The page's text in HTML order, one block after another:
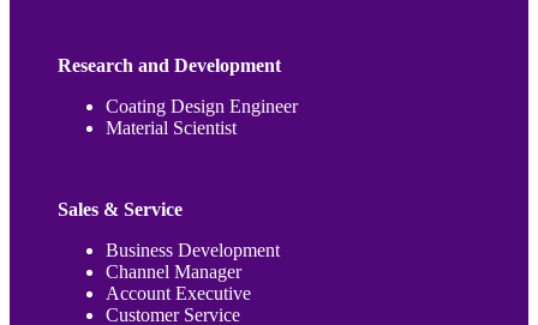
Research and Development
Coating Design Engineer
Material Scientist
Sales & Service
Business Development
Channel Manager
Account Executive
Customer Service